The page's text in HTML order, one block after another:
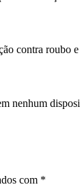
contra roubo
nenhum
com *